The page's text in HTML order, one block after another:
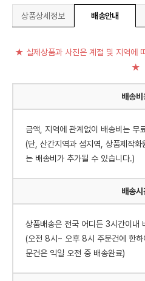
상품상세정보 배송안내
★ 실제상품과 사진은 계절 및 지역에
★
배송비
금액, 지역에 관계없이 배송비는 무
(단, 산간지역과 섬지역, 상품제작
는 배송비가 추가될 수 있습니다.)
배송시
상품배송은 전국 어디든 3시간이내
(오전 8시~ 오후 8시 주문건에 한
문건은 익일 오전 중 배송완료)